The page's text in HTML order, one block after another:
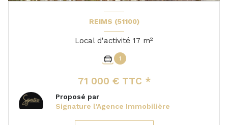
REIMS (51100)
Local d'activité 17 m²
1
71 000 € TTC *
Proposé par
Signature l'Agence Immobilière